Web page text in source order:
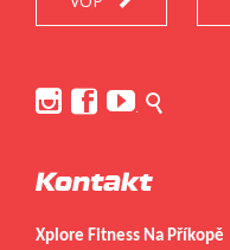
  . 
Kontakt
Xplore Fitness Na Příkopě